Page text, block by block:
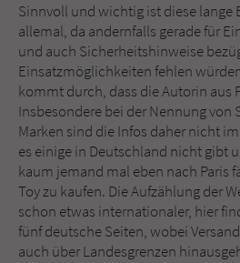
Sinnvoll und wichtig ist diese lange
allemal, da andernfalls gerade für
und auch Sicherheitshinweise
Einsatzmöglichkeiten fehlen
kommt durch, dass die Autorin aus
Insbesondere bei der Nennung von
Marken sind die Infos daher nicht
es einige in Deutschland nicht gibt
kaum jemand mal eben nach Paris
Toy zu kaufen. Die Aufzählung der
schon etwas internationaler, hier
fünf deutsche Seiten, wobei
auch über Landesgrenzen